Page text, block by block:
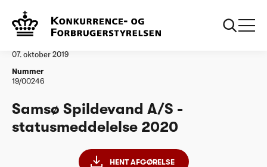
Vandtilsyn
07. oktober 2019
Nummer
19/00246
Samsø Spildevand A/S -
statusmeddelelse 2020
HENT AFGØRELSE